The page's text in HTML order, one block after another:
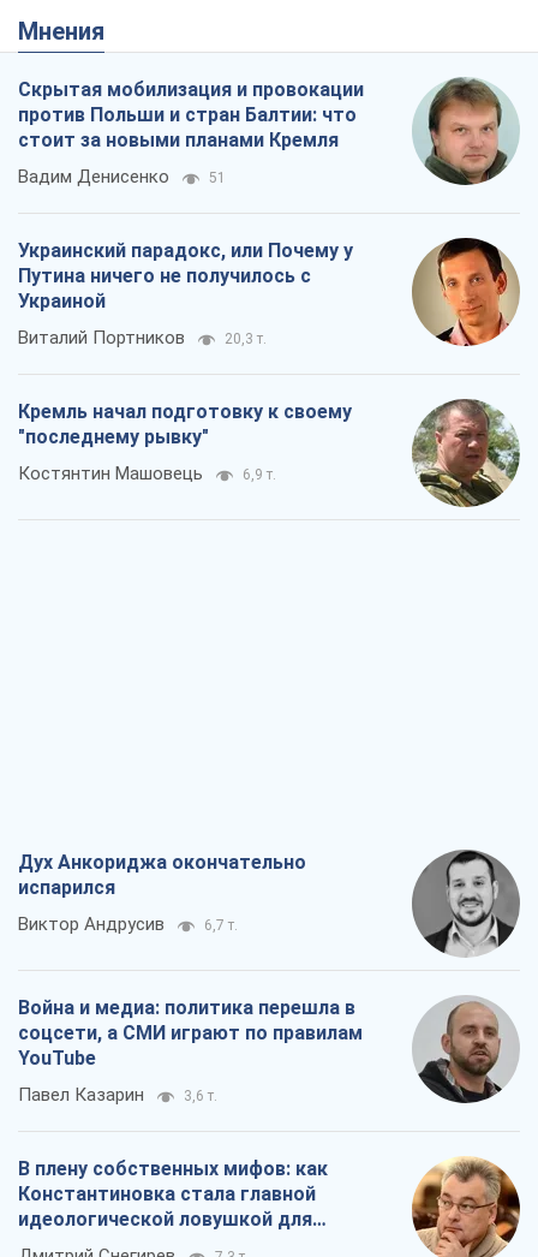
Мнения
Скрытая мобилизация и провокации
против Польши и стран Балтии: что
стоит за новыми планами Кремля
Вадим Денисенко 51
Украинский парадокс, или Почему у
Путина ничего не получилось с
Украиной
Виталий Портников 20,3 т.
Кремль начал подготовку к своему
"последнему рывку"
Костянтин Машовець 6,9 т.
Дух Анкориджа окончательно
испарился
Виктор Андрусив 6,7 т.
Война и медиа: политика перешла в
соцсети, а СМИ играют по правилам
YouTube
Павел Казарин 3,6 т.
В плену собственных мифов: как
Константиновка стала главной
идеологической ловушкой для
российских оккупантов